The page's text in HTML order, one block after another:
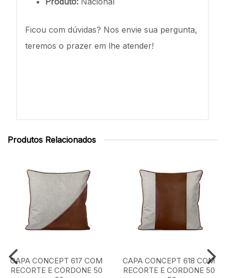
Ficou com dúvidas? Nos envie sua pergunta,
teremos o prazer em lhe atender!
Produtos Relacionados
CAPA CONCEPT 617 COM
RECORTE E CORDONE 50
CAPA CONCEPT 618 COM
RECORTE E CORDONE 50